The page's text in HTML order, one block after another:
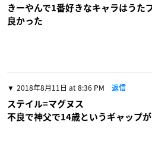
きーやんで1番好きなキャラはうた
良かった
2018年8月11日 at 8:36 PM 返信
ステイル=マグヌス
不良で神父で14歳というギャップが